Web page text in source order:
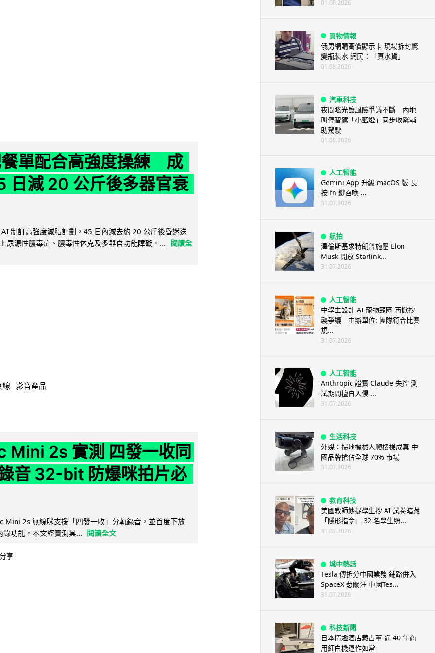
單配合高強度操練 成
日減 20 公斤後多器官衰
制訂高強度減脂計劃，45 日內減去約 20 公斤後昏迷送
尿源性膿毒症、膿毒性休克及多器官功能障礙。... 閱讀全
線 影音產品
Mini 2s 實測 四發一收同
音 32-bit 防爆咪拍片必
Mini 2s 無線咪支援「四發一收」分軌錄音，並首度下放
功能。本文經實測其... 閱讀全文
分享
01.08.2026
買物情報
俄男網購高價顯示卡 現場拆封驚
變瓶裝水 網民：「真水貨」
01.08.2026
汽車科技
夜間眩光釀風險爭議不斷 內地
叫停智駕「小藍燈」同步收緊輔
助駕駛
01.08.2026
人工智能
Gemini App 升級 macOS 版 長
按 fn 鍵召喚 ...
31.07.2026
航拍
澤倫斯基求特朗普施壓 Elon
Musk 開放 Starlink...
31.07.2026
人工智能
中學生設計 AI 寵物頸圈 再掀抄
襲爭議 主辦單位: 團隊符合比賽
規...
31.07.2026
人工智能
Anthropic 證實 Claude 失控 測
試期間擅自入侵 ...
31.07.2026
生活科技
外媒：掃地機械人爬樓梯成真 中
國品牌搶佔全球 70% 市場
31.07.2026
教育科技
美國教師妙捉學生抄 AI 試卷暗藏
「隱形指令」 32 名學生照...
31.07.2026
城中熱話
Tesla 傳拆分中國業務 鋪路併入
SpaceX 惹關注 中國Tes...
31.07.2026
科技新聞
日本情趣酒店藏古董 近 40 年商
用紅白機運作如常